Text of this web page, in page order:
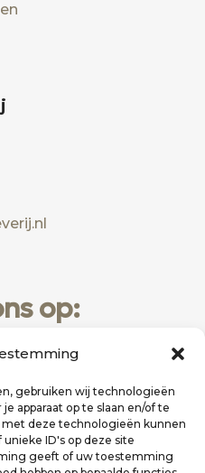
gebruiken wij technologieën
apparaat op te slaan en/of te
deze technologieën kunnen
ID's op deze site
geeft of uw toestemming
op: